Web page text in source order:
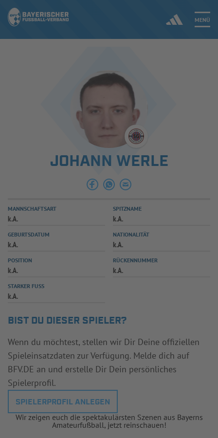
MENÜ
SPIELBETRIEB & VERBANDSLEBEN
AUSBILDUNG & FÖRDERUNG
SPIELPLUS
JOHANN WERLE
MANNSCHAFTSART
k.A.
SPITZNAME
k.A.
GEBURTSDATUM
k.A.
NATIONALITÄT
k.A.
POSITION
k.A.
RÜCKENNUMMER
k.A.
STARKER FUSS
k.A.
BIST DU DIESER SPIELER?
Wenn du möchtest, stellen wir Dir Deine offiziellen
Spieleinsatzdaten zur Verfügung. Melde dich auf
BFV.DE an und erstelle Dir Dein persönliches
Spielerprofil.
SPIELERPROFIL ANLEGEN
Wir zeigen euch die spektakulärsten Szenen aus Bayerns
Amateurfußball, jetzt reinschauen!